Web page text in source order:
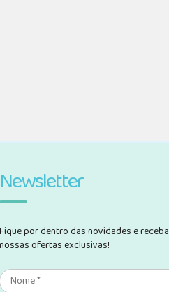
Newsletter
Fique por dentro das novidades e receba
nossas ofertas exclusivas!